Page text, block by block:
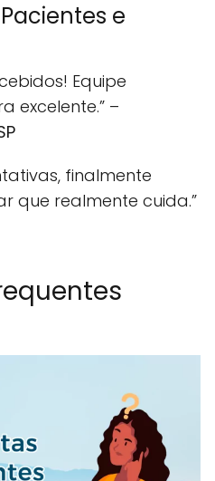
e
Equipe
excelente.” –
finalmente
que realmente cuida.”